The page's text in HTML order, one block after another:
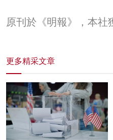
原刊於《明報》，本社
更多精采文章